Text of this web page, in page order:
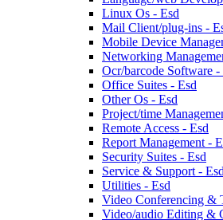
Linux Os - Esd
Mail Client/plug-ins -
Mobile Device
Networking
Ocr/barcode Software -
Office Suites - Esd
Other Os - Esd
Project/time
Remote Access - Esd
Report Management -
Security Suites - Esd
Service & Support - Esd
Utilities - Esd
Video Conferencing &
Video/audio Editing &